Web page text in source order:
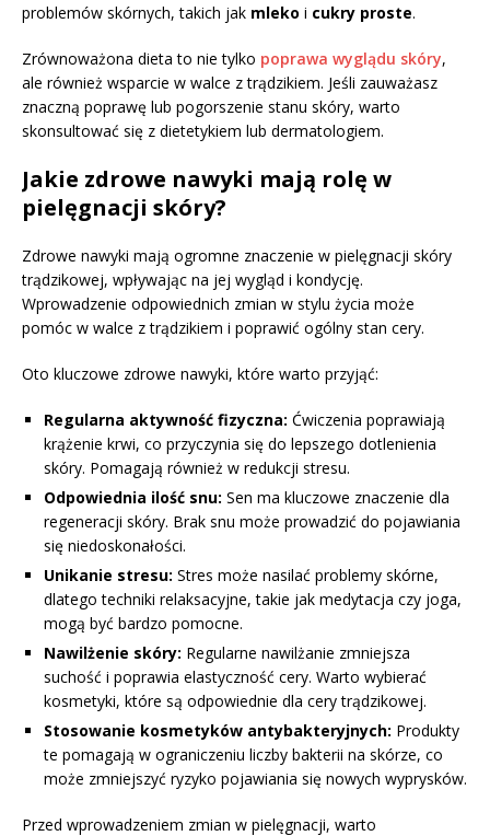
problemów skórnych, takich jak mleko i cukry proste.
Zrównoważona dieta to nie tylko poprawa wyglądu skóry,
ale również wsparcie w walce z trądzikiem. Jeśli zauważasz
znaczną poprawę lub pogorszenie stanu skóry, warto
skonsultować się z dietetykiem lub dermatologiem.
Jakie zdrowe nawyki mają rolę w
pielęgnacji skóry?
Zdrowe nawyki mają ogromne znaczenie w pielęgnacji skóry
trądzikowej, wpływając na jej wygląd i kondycję.
Wprowadzenie odpowiednich zmian w stylu życia może
pomóc w walce z trądzikiem i poprawić ogólny stan cery.
Oto kluczowe zdrowe nawyki, które warto przyjąć:
Regularna aktywność fizyczna: Ćwiczenia poprawiają
krążenie krwi, co przyczynia się do lepszego dotlenienia
skóry. Pomagają również w redukcji stresu.
Odpowiednia ilość snu: Sen ma kluczowe znaczenie dla
regeneracji skóry. Brak snu może prowadzić do pojawiania
się niedoskonałości.
Unikanie stresu: Stres może nasilać problemy skórne,
dlatego techniki relaksacyjne, takie jak medytacja czy joga,
mogą być bardzo pomocne.
Nawilżenie skóry: Regularne nawilżanie zmniejsza
suchość i poprawia elastyczność cery. Warto wybierać
kosmetyki, które są odpowiednie dla cery trądzikowej.
Stosowanie kosmetyków antybakteryjnych: Produkty
te pomagają w ograniczeniu liczby bakterii na skórze, co
może zmniejszyć ryzyko pojawiania się nowych wyprysków.
Przed wprowadzeniem zmian w pielęgnacji, warto